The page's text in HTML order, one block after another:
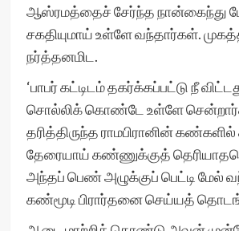
ஆஸ்ரமத்தைச் சேர்ந்த நான்கைந்து
சகதியுமாய் உள்ளே வந்தார்கள்.
நர்த்தனமிட.
‘பாபர் கட்டிடம் தகர்க்கப்பட்டு நீ
சொல்லிக் கொண்டே உள்ளே
தரித்திருந்த ராமபிரானின்
தேரையாய் கண்ணுக்குத்
அந்தப் பெண் அழுக்குப் பெட்டி மேல்
கண்மூடி பிரார்தனை செய்யத்